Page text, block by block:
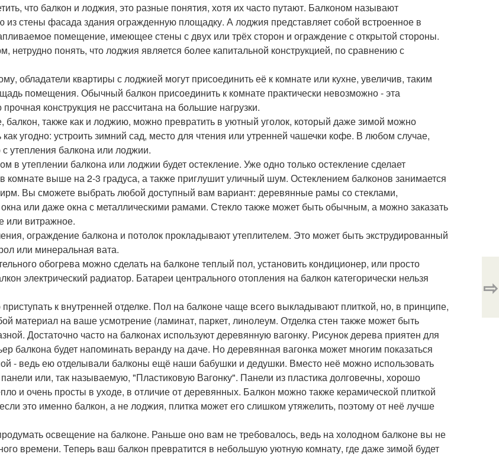
что балкон и лоджия, это разные понятия, хотя их часто путают. Балконом называют
стены фасада здания огражденную площадку. А лоджия представляет собой встроенное в
помещение, имеющее стены с двух или трёх сторон и ограждение с открытой стороны.
нетрудно понять, что лоджия является более капитальной конструкцией, по сравнению с
обладатели квартиры с лоджией могут присоединить её к комнате или кухне, увеличив, таким
помещения. Обычный балкон присоединить к комнате практически невозможно - эта
прочная конструкция не рассчитана на большие нагрузки.
балкон, также как и лоджию, можно превратить в уютный уголок, который даже зимой можно
как угодно: устроить зимний сад, место для чтения или утренней чашечки кофе. В любом случае,
с утепления балкона или лоджии.
в утеплении балкона или лоджии будет остекление. Уже одно только остекление сделает
комнате выше на 2-3 градуса, а также приглушит уличный шум. Остеклением балконов занимается
Вы сможете выбрать любой доступный вам вариант: деревянные рамы со стеклами,
или даже окна с металлическими рамами. Стекло также может быть обычным, а можно заказать
или витражное.
ограждение балкона и потолок прокладывают утеплителем. Это может быть экструдированный
или минеральная вата.
обогрева можно сделать на балконе теплый пол, установить кондиционер, или просто
электрический радиатор. Батареи центрального отопления на балкон категорически нельзя
к внутренней отделке. Пол на балконе чаще всего выкладывают плиткой, но, в принципе,
материал на ваше усмотрение (ламинат, паркет, линолеум. Отделка стен также может быть
Достаточно часто на балконах используют деревянную вагонку. Рисунок дерева приятен для
балкона будет напоминать веранду на даче. Но деревянная вагонка может многим показаться
- ведь ею отделывали балконы ещё наши бабушки и дедушки. Вместо неё можно использовать
или, так называемую, "Пластиковую Вагонку". Панели из пластика долговечны, хорошо
и очень просты в уходе, в отличие от деревянных. Балкон можно также керамической плиткой
это именно балкон, а не лоджия, плитка может его слишком утяжелить, поэтому от неё лучше
освещение на балконе. Раньше оно вам не требовалось, ведь на холодном балконе вы не
времени. Теперь ваш балкон превратится в небольшую уютную комнату, где даже зимой будет
⇨